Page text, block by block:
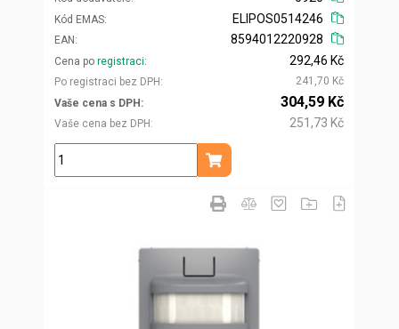
Kód EMAS
EAN
ELIPOS0514246
8594012220928
Cena po registraci
Po registraci bez DPH
292,46 Kč
241,70 Kč
Vaše cena s DPH
Vaše cena bez DPH
304,59 Kč
251,73 Kč
ks
Přidat do košíku